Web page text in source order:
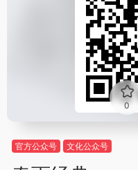
0
官方公众号 文化公众号